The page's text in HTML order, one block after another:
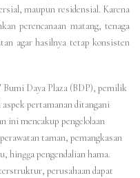
maupun residensial. Karena
perencanaan matang, tenaga
agar hasilnya tetap konsisten
Daya Plaza (BDP), pemilik
pertamanan ditangani
ini mencakup pengelolaan
taman, pemangkasan
hingga pengendalian hama.
perusahaan dapat